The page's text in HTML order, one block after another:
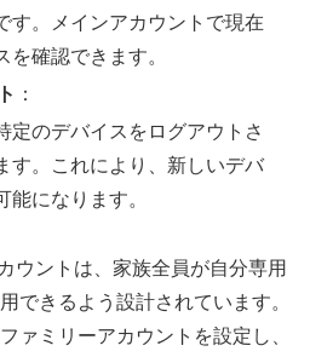
す。メインアカウントで現在
を確認できます。
：
定のデバイスをログアウトさ
す。これにより、新しいデバ
能になります。
ウントは、家族全員が自分専用
できるよう設計されています。
ァミリーアカウントを設定し、